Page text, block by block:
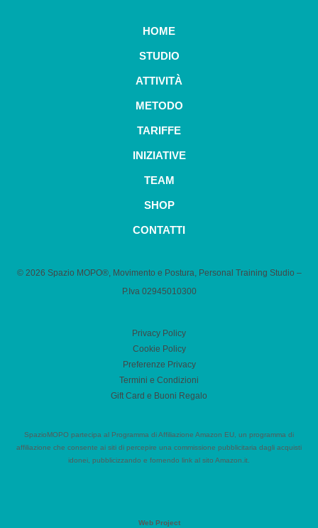
HOME
STUDIO
ATTIVITÀ
METODO
TARIFFE
INIZIATIVE
TEAM
SHOP
CONTATTI
© 2026 Spazio MOPO®, Movimento e Postura, Personal Training Studio –
P.Iva 0​2945010300
Privacy Policy
Cookie Policy
Preferenze Privacy
Termini e Condizioni
Gift Card e Buoni Regalo
SpazioMOPO partecipa al Programma di Affiliazione Amazon EU, un programma di
affiliazione che consente ai siti di percepire una commissione pubblicitaria dagli acquisti
idonei, pubblicizzando e fornendo link al sito Amazon.it.
Web Project